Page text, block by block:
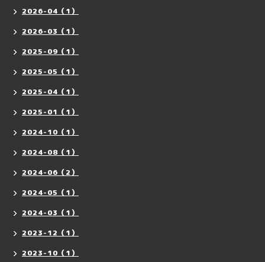
2026-04（1）
2026-03（1）
2025-09（1）
2025-05（1）
2025-04（1）
2025-01（1）
2024-10（1）
2024-08（1）
2024-06（2）
2024-05（1）
2024-03（1）
2023-12（1）
2023-10（1）